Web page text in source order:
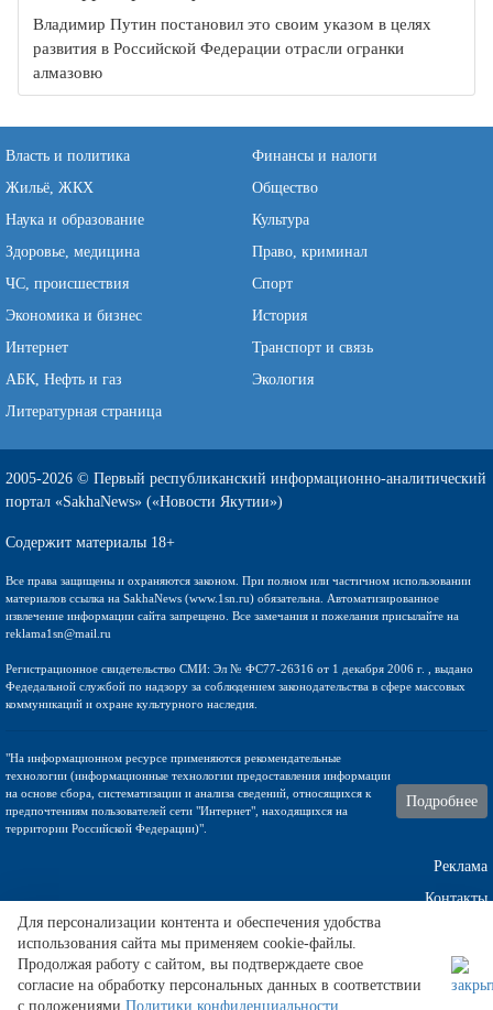
Владимир Путин постановил это своим указом в целях
развития в Российской Федерации отрасли огранки
алмазовю
Власть и политика
Финансы и налоги
Жильё, ЖКХ
Общество
Наука и образование
Культура
Здоровье, медицина
Право, криминал
ЧС, происшествия
Спорт
Экономика и бизнес
История
Интернет
Транспорт и связь
АБК, Нефть и газ
Экология
Литературная страница
2005-2026 © Первый республиканский информационно-аналитический
портал «SakhaNews» («Новости Якутии»)
Содержит материалы 18+
Все права защищены и охраняются законом. При полном или частичном использовании
материалов ссылка на SakhaNews (www.1sn.ru) обязательна. Автоматизированное
извлечение информации сайта запрещено. Все замечания и пожелания присылайте на
reklama1sn@mail.ru
Регистрационное свидетельство СМИ: Эл № ФС77-26316 от 1 декабря 2006 г. , выдано
Федедальной службой по надзору за соблюдением законодательства в сфере массовых
коммуникаций и охране культурного наследия.
"На информационном ресурсе применяются рекомендательные
технологии (информационные технологии предоставления информации
на основе сбора, систематизации и анализа сведений, относящихся к
предпочтениям пользователей сети "Интернет", находящихся на
территории Российской Федерации)".
Подробнее
Реклама
Контакты
Техническа поддержка
Для персонализации контента и обеспечения удобства
использования сайта мы применяем cookie-файлы.
Продолжая работу с сайтом, вы подтверждаете свое
согласие на обработку персональных данных в соответствии
с положениями Политики конфиденциальности